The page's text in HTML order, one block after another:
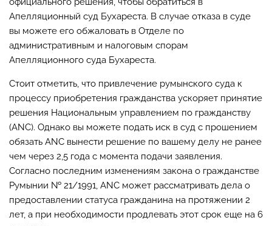
Апелляционный суд Бухареста. В случае отказа в суде
вы можете его обжаловать в Отделе по
административным и налоговым спорам
Апелляционного суда Бухареста.
Стоит отметить, что привлечение румынского суда к
процессу приобретения гражданства ускоряет принятие
решения Национальным управлением по гражданству
(ANC). Однако вы можете подать иск в суд с прошением
обязать ANC вынести решение по вашему делу не ранее
чем через 2,5 года с момента подачи заявления.
Согласно последним изменениям закона о гражданстве
Румынии № 21/1991, ANC может рассматривать дела о
предоставлении статуса гражданина на протяжении 2
лет, а при необходимости продлевать этот срок еще на 6